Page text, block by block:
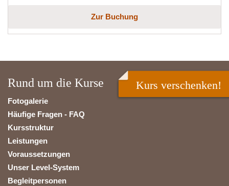
Zur Buchung
Rund um die Kurse
Fotogalerie
Häufige Fragen - FAQ
Kursstruktur
Leistungen
Voraussetzungen
Unser Level-System
Begleitpersonen
Kurs verschenken!